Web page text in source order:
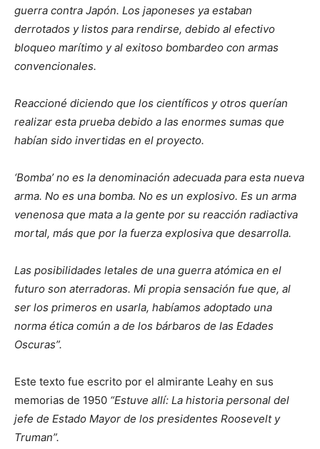
guerra contra Japón. Los japoneses ya estaban
derrotados y listos para rendirse, debido al efectivo
bloqueo marítimo y al exitoso bombardeo con armas
convencionales.
Reaccioné diciendo que los científicos y otros querían
realizar esta prueba debido a las enormes sumas que
habían sido invertidas en el proyecto.
‘Bomba’ no es la denominación adecuada para esta nueva
arma. No es una bomba. No es un explosivo. Es un arma
venenosa que mata a la gente por su reacción radiactiva
mortal, más que por la fuerza explosiva que desarrolla.
Las posibilidades letales de una guerra atómica en el
futuro son aterradoras. Mi propia sensación fue que, al
ser los primeros en usarla, habíamos adoptado una
norma ética común a de los bárbaros de las Edades
Oscuras”.
Este texto fue escrito por el almirante Leahy en sus
memorias de 1950 “Estuve allí: La historia personal del
jefe de Estado Mayor de los presidentes Roosevelt y
Truman”.